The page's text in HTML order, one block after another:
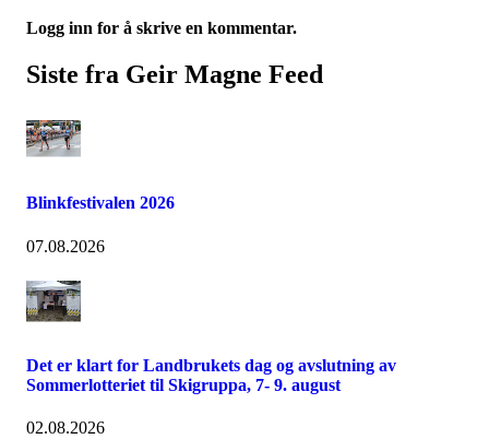
Logg inn for å skrive en kommentar.
Siste fra Geir Magne Feed
Blinkfestivalen 2026
07.08.2026
Det er klart for Landbrukets dag og avslutning av
Sommerlotteriet til Skigruppa, 7- 9. august
02.08.2026